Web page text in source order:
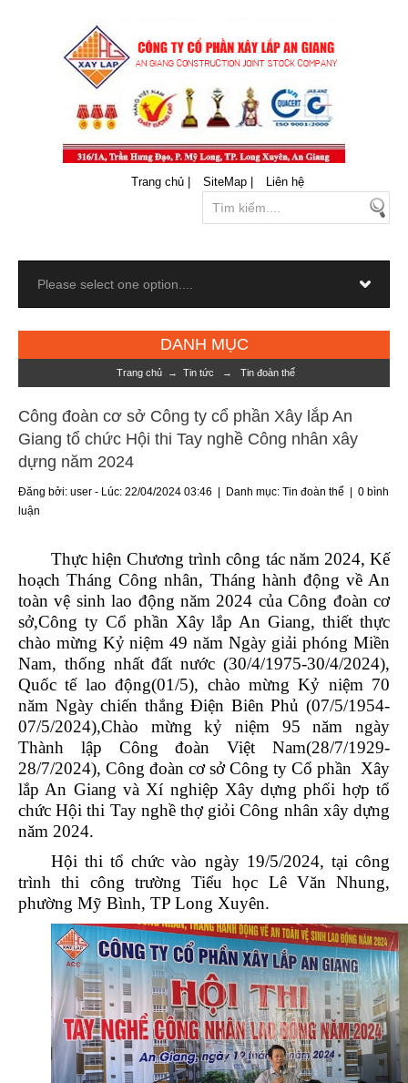
Trang chủ | SiteMap | Liên hệ
DANH MỤC
Trang chủ→ Tin tức → Tin đoàn thể
Công đoàn cơ sở Công ty cổ phần Xây lắp An
Giang tổ chức Hội thi Tay nghề Công nhân xây
dựng năm 2024
Đăng bởi: user - Lúc: 22/04/2024 03:46 | Danh mục: Tin đoàn thể
0 bình
luận
Thực hiện Chương trình công tác năm 2024, Kế
hoạch Tháng Công nhân, Tháng hành động về An
toàn vệ sinh lao động năm 2024 của Công đoàn cơ
sở,Công ty Cổ phần Xây lắp An Giang, thiết thực
chào mừng Kỷ niệm 49 năm Ngày giải phóng Miền
Nam, thống nhất đất nước (30/4/1975-30/4/2024),
Quốc tế lao động(01/5), chào mừng Kỷ niệm 70
năm Ngày chiến thắng Điện Biên Phủ (07/5/1954-
07/5/2024),Chào mừng kỷ niệm 95 năm ngày
Thành lập Công đoàn Việt Nam(28/7/1929-
28/7/2024), Công đoàn cơ sở Công ty Cổ phần Xây
lắp An Giang và Xí nghiệp Xây dựng phối hợp tổ
chức Hội thi Tay nghề thợ giỏi Công nhân xây dựng
năm 2024.
Hội thi tổ chức vào ngày 19/5/2024, tại công
trình thi công trường Tiểu học Lê Văn Nhung,
phường Mỹ Bình, TP Long Xuyên.